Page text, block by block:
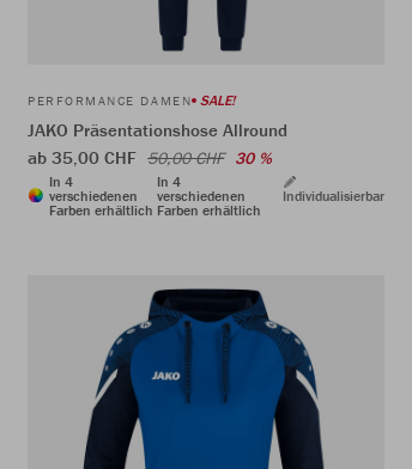
PERFORMANCE DAMEN SALE!
JAKO Präsentationshose Allround
ab 35,00 CHF 50,00 CHF 30 %
In 4
verschiedenen
Farben erhältlich
In 4
verschiedenen
Farben erhältlich
Individualisierbar